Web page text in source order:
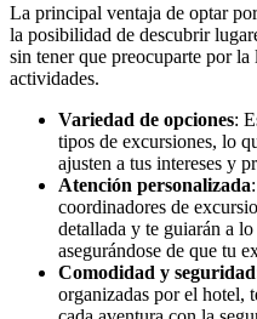
La principal ventaja de optar
la posibilidad de descubrir
sin tener que preocuparte por
actividades.
Variedad de opciones:
tipos de excursiones, lo
ajusten a tus intereses y
Atención personalizada
coordinadores de
detallada y te guiarán a
asegurándose de que tu
Comodidad y seguridad
organizadas por el hotel,